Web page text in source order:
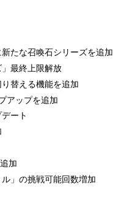
新たな召喚石シリーズを追加
最終上限解放
替える機能を追加
アップを追加
ート
加
ル」の挑戦可能回数増加